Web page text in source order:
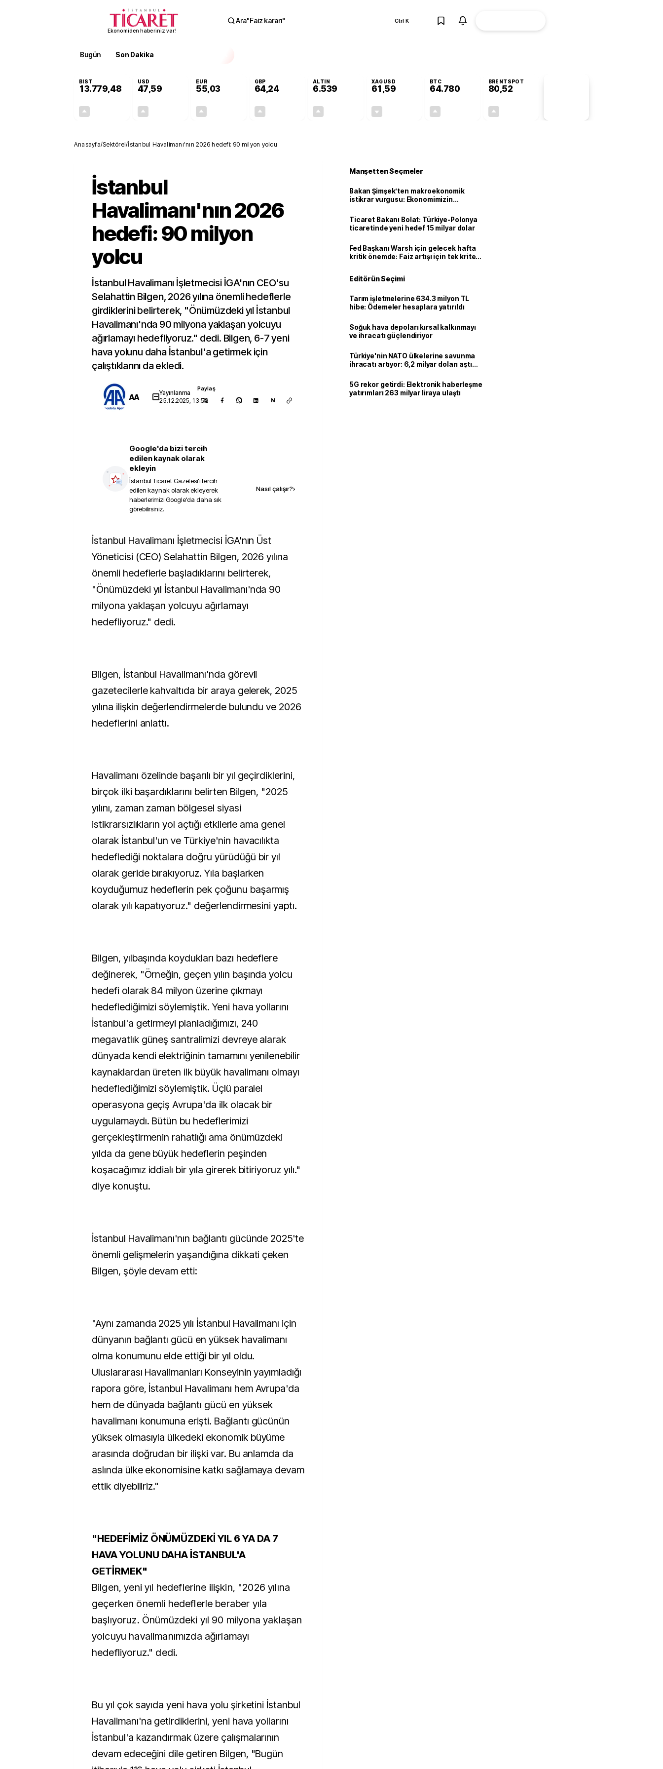
Ekonomiden haberiniz var!
Ara"Faiz kararı" Ctrl K
Bugün Son Dakika
BIST
13.779,48
USD
47,59
EUR
55,03
GBP
64,24
ALTIN
6.539
XAGUSD
61,59
BTC
64.780
BRENTSPOT
80,52
Anasayfa/Sektörel/İstanbul Havalimanı'nın 2026 hedefi: 90 milyon yolcu
İstanbul
Havalimanı'nın 2026
hedefi: 90 milyon
yolcu
İstanbul Havalimanı İşletmecisi İGA'nın CEO'su
Selahattin Bilgen, 2026 yılına önemli hedeflerle
girdiklerini belirterek, "Önümüzdeki yıl İstanbul
Havalimanı'nda 90 milyona yaklaşan yolcuyu
ağırlamayı hedefliyoruz." dedi. Bilgen, 6-7 yeni
hava yolunu daha İstanbul'a getirmek için
çalıştıklarını da ekledi.
AA
Yayınlanma
25.12.2025, 13:50
Paylaş
N
Google'da bizi tercih
edilen kaynak olarak
ekleyin
İstanbul Ticaret Gazetesi'i tercih
edilen kaynak olarak ekleyerek
haberlerimizi Google'da daha sık
görebilirsiniz.
Nasıl çalışır?›
İstanbul Havalimanı İşletmecisi İGA'nın Üst
Yöneticisi (CEO) Selahattin Bilgen, 2026 yılına
önemli hedeflerle başladıklarını belirterek,
"Önümüzdeki yıl İstanbul Havalimanı'nda 90
milyona yaklaşan yolcuyu ağırlamayı
hedefliyoruz." dedi.
Bilgen, İstanbul Havalimanı'nda görevli
gazetecilerle kahvaltıda bir araya gelerek, 2025
yılına ilişkin değerlendirmelerde bulundu ve 2026
hedeflerini anlattı.
Havalimanı özelinde başarılı bir yıl geçirdiklerini,
birçok ilki başardıklarını belirten Bilgen, "2025
yılını, zaman zaman bölgesel siyasi
istikrarsızlıkların yol açtığı etkilerle ama genel
olarak İstanbul'un ve Türkiye'nin havacılıkta
hedeflediği noktalara doğru yürüdüğü bir yıl
olarak geride bırakıyoruz. Yıla başlarken
koyduğumuz hedeflerin pek çoğunu başarmış
olarak yılı kapatıyoruz." değerlendirmesini yaptı.
Bilgen, yılbaşında koydukları bazı hedeflere
değinerek, "Örneğin, geçen yılın başında yolcu
hedefi olarak 84 milyon üzerine çıkmayı
hedeflediğimizi söylemiştik. Yeni hava yollarını
İstanbul'a getirmeyi planladığımızı, 240
megavatlık güneş santralimizi devreye alarak
dünyada kendi elektriğinin tamamını yenilenebilir
kaynaklardan üreten ilk büyük havalimanı olmayı
hedeflediğimizi söylemiştik. Üçlü paralel
operasyona geçiş Avrupa'da ilk olacak bir
uygulamaydı. Bütün bu hedeflerimizi
gerçekleştirmenin rahatlığı ama önümüzdeki
yılda da gene büyük hedeflerin peşinden
koşacağımız iddialı bir yıla girerek bitiriyoruz yılı."
diye konuştu.
İstanbul Havalimanı'nın bağlantı gücünde 2025'te
önemli gelişmelerin yaşandığına dikkati çeken
Bilgen, şöyle devam etti:
"Aynı zamanda 2025 yılı İstanbul Havalimanı için
dünyanın bağlantı gücü en yüksek havalimanı
olma konumunu elde ettiği bir yıl oldu.
Uluslararası Havalimanları Konseyinin yayımladığı
rapora göre, İstanbul Havalimanı hem Avrupa'da
hem de dünyada bağlantı gücü en yüksek
havalimanı konumuna erişti. Bağlantı gücünün
yüksek olmasıyla ülkedeki ekonomik büyüme
arasında doğrudan bir ilişki var. Bu anlamda da
aslında ülke ekonomisine katkı sağlamaya devam
ettik diyebiliriz."
"HEDEFİMİZ ÖNÜMÜZDEKİ YIL 6 YA DA 7
HAVA YOLUNU DAHA İSTANBUL'A
GETİRMEK"
Bilgen, yeni yıl hedeflerine ilişkin, "2026 yılına
geçerken önemli hedeflerle beraber yıla
başlıyoruz. Önümüzdeki yıl 90 milyona yaklaşan
yolcuyu havalimanımızda ağırlamayı
hedefliyoruz." dedi.
Bu yıl çok sayıda yeni hava yolu şirketini İstanbul
Havalimanı'na getirdiklerini, yeni hava yollarını
İstanbul'a kazandırmak üzere çalışmalarının
devam edeceğini dile getiren Bilgen, "Bugün
Manşetten Seçmeler
Bakan Şimşek’ten makroekonomik
istikrar vurgusu: Ekonomimizin
Ticaret Bakanı Bolat: Türkiye-Polonya
ticaretinde yeni hedef 15 milyar dolar
Fed Başkanı Warsh için gelecek hafta
kritik önemde: Faiz artışı için tek kriter
Editörün Seçimi
Tarım işletmelerine 634.3 milyon TL
hibe: Ödemeler hesaplara yatırıldı
Soğuk hava depoları kırsal kalkınmayı
ve ihracatı güçlendiriyor
Türkiye'nin NATO ülkelerine savunma
ihracatı artıyor: 6,2 milyar doları aştı
5G rekor getirdi: Elektronik haberleşme
yatırımları 263 milyar liraya ulaştı